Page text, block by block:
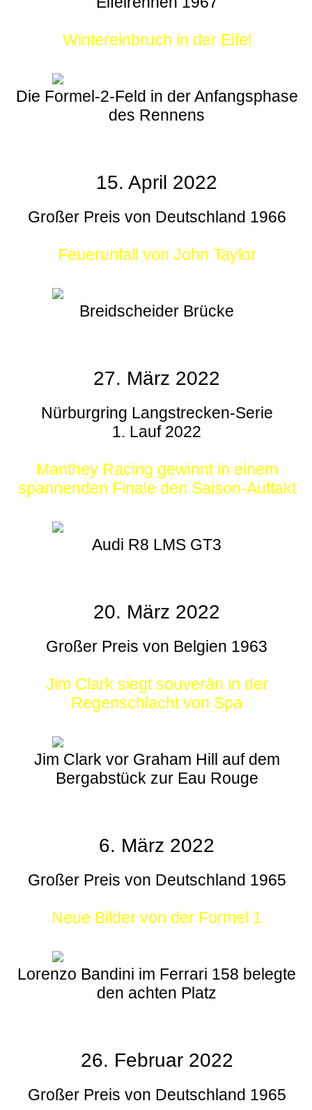
Wintereinbruch in der Eifel
Die Formel-2-Feld in der Anfangsphase
des Rennens
15. April 2022
Großer Preis von Deutschland 1966
Feuerunfall von John Taylor
Breidscheider Brücke
27. März 2022
Nürburgring Langstrecken-Serie
1. Lauf 2022
Manthey Racing gewinnt in einem
spannenden Finale den Saison-Auftakt
Audi R8 LMS GT3
20. März 2022
Großer Preis von Belgien 1963
Jim Clark siegt souverän in der
Regenschlacht von Spa
Jim Clark vor Graham Hill auf dem
Bergabstück zur Eau Rouge
6. März 2022
Großer Preis von Deutschland 1965
Neue Bilder von der Formel 1
Lorenzo Bandini im Ferrari 158 belegte
den achten Platz
26. Februar 2022
Großer Preis von Deutschland 1965